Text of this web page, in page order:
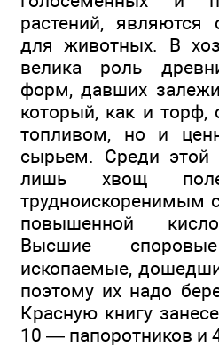
растений, являются
для животных. В
велика роль
форм, давших
который, как и торф,
топливом, но и
сырьем. Среди этой
лишь хвощ
трудноискоренимым
повышенной
Высшие
ископаемые,
поэтому их надо
Красную книгу
10 — папоротников и